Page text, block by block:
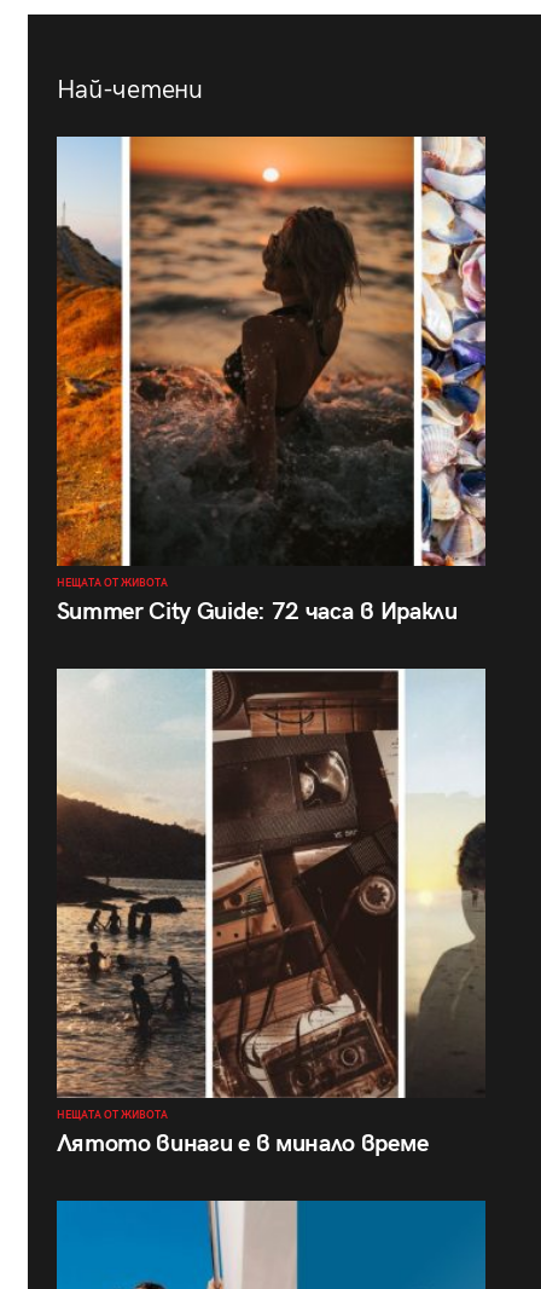
Най-четени
НЕЩАТА ОТ ЖИВОТА
Summer City Guide: 72 часа в Иракли
НЕЩАТА ОТ ЖИВОТА
Лятото винаги е в минало време